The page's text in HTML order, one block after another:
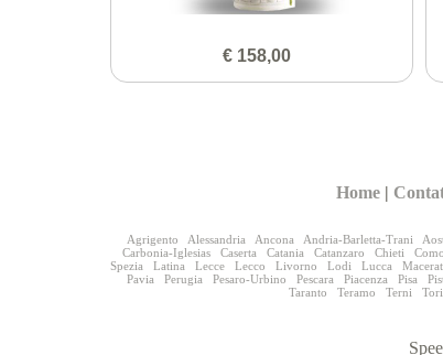
€ 158,00
Home |
Agrigento
Alessandria Ancona Andria-Barletta-Trani
Carbonia-Iglesias
Caserta Catania Catanzaro Chieti Como
Spezia
Latina Lecce Lecco Livorno Lodi Lucca
Pavia
Perugia Pesaro-Urbino Pescara Piacenza Pisa
Taranto
Teramo Terni